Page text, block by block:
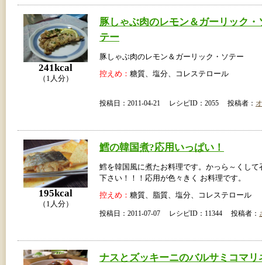
241kcal
（1人分）
豚しゃぶ肉のレモン＆ガーリック・
テー
豚しゃぶ肉のレモン＆ガーリック・ソテー
控えめ： 糖質、塩分、コレステロール
投稿日：2011-04-21 レシピID：2055 投稿者：
195kcal
（1人分）
鱈の韓国煮?応用いっぱい！
鱈を韓国風に煮たお料理です。かっら～くして
下さい！！！応用が色々きく お料理です。
控えめ： 糖質、脂質、塩分、コレステロール
投稿日：2011-07-07 レシピID：11344 投稿者：
ナスとズッキーニのバルサミコマリ